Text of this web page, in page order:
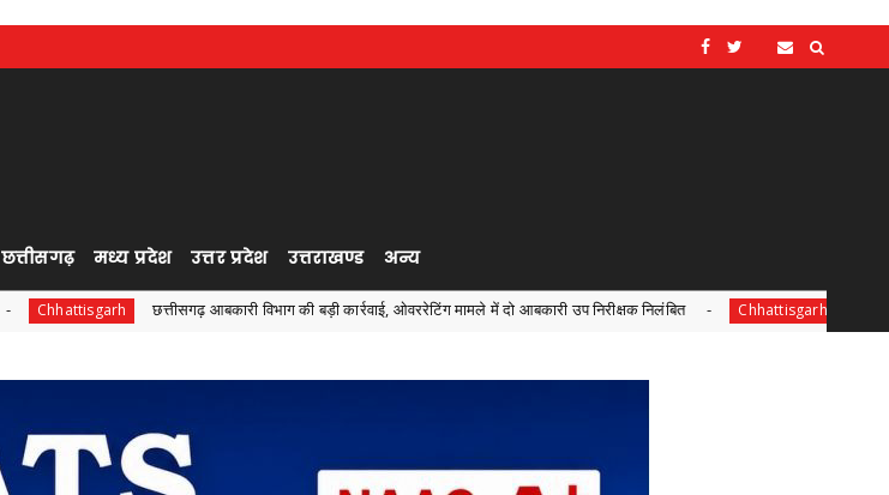
छत्तीसगढ़ मध्य प्रदेश उत्तर प्रदेश उत्तराखण्ड अन्य
छत्तीसगढ़ आबकारी विभाग की बड़ी कार्रवाई, ओवररेटिंग मामले में दो आबकारी उप निरीक्षक निलंबित Chhattisgarh ट्रांसफॉर्म रूरल इंडिया